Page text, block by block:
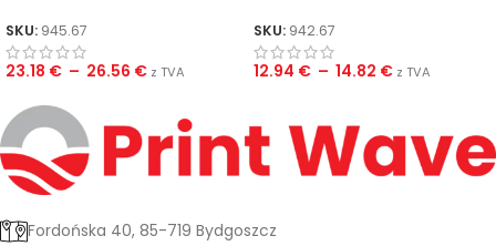
SKU: 945.67
23.18 € – 26.56 € z TVA
SKU: 942.67
12.94 € – 14.82 € z TVA
Fordońska 40, 85-719 Bydgoszcz